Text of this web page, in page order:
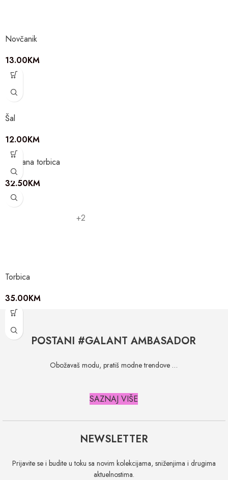
Novčanik
13.00KM
Šal
12.00KM
Svečana torbica
32.50KM
+2
Torbica
35.00KM
POSTANI #GALANT AMBASADOR
Obožavaš modu, pratiš modne trendove …
SAZNAJ VIŠE
NEWSLETTER
Prijavite se i budite u toku sa novim kolekcijama, sniženjima i drugima
aktuelnostima.